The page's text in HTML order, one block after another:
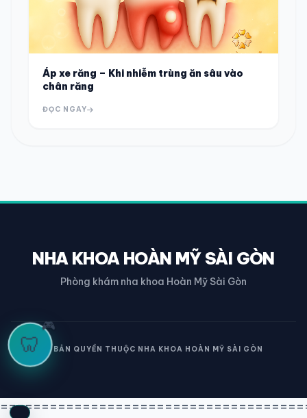
Áp xe răng – Khi nhiễm trùng ăn sâu vào
chân răng
ĐỌC NGAY
NHA KHOA HOÀN MỸ SÀI GÒN
Phòng khám nha khoa Hoàn Mỹ Sài Gòn
© BẢN QUYỀN THUỘC NHA KHOA HOÀN MỸ SÀI GÒN
🦷
🎮